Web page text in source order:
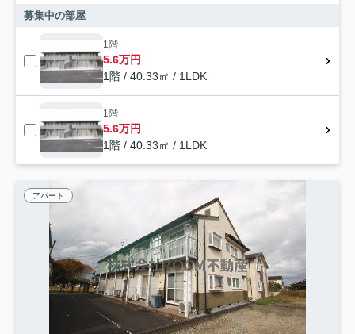
募集中の部屋
1階
5.6万円
1階 / 40.33㎡ / 1LDK
1階
5.6万円
1階 / 40.33㎡ / 1LDK
アパート